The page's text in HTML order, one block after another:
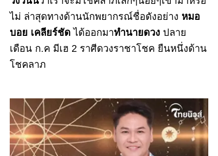
ไม่ ล่าสุดทางด้านนักพยากรณ์ชื่อดังอย่าง หมอ
บอย เคลียร์ชัด ได้ออกมาทำนายดวง ปลาย
เดือน ก.ค มีเฮ 2 ราศีดวงราชาโชค ยืนหนึ่งด้าน
โชคลาภ